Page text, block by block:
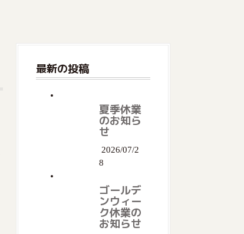
最新の投稿
夏季休業
のお知ら
せ
2026/07/2
8
ゴールデ
ンウィー
ク休業の
お知らせ